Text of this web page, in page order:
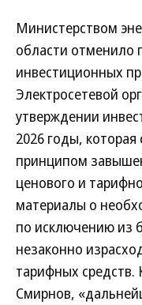
Министерством
области отменило
инвестиционных
Электросетевой
утверждении
2026 годы,
принципом
ценового и
материалы о
по исключению из
незаконно
тарифных средств.
Смирнов,